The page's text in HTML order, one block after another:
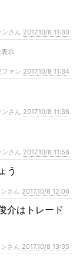
さん 2017,10/8 11:30
示
ァン 2017,10/8 11:34
さん 2017,10/8 11:36
さん 2017,10/8 11:58
う
さん 2017,10/8 12:06
介はトレード
さん 2017,10/8 13:35